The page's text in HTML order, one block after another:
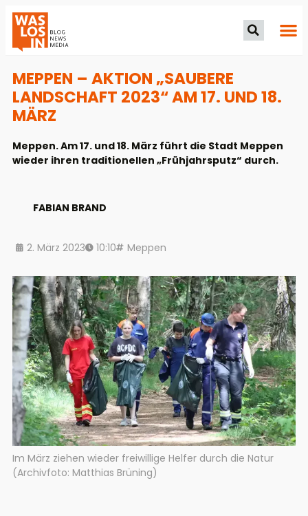
MEPPEN – AKTION „SAUBERE
LANDSCHAFT 2023“ AM 17. UND 18.
MÄRZ
Meppen. Am 17. und 18. März führt die Stadt Meppen
wieder ihren traditionellen „Frühjahrsputz“ durch.
FABIAN BRAND
2. März 2023 10:10 Meppen
Im März ziehen wieder freiwillige Helfer durch die Natur
(Archivfoto: Matthias Brüning)